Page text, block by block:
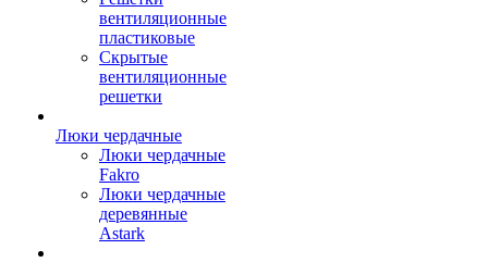
вентиляционные
пластиковые
Скрытые
вентиляционные
решетки
Люки чердачные
Люки чердачные
Fakro
Люки чердачные
деревянные
Astark